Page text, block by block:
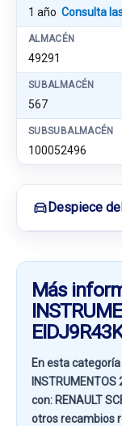
1 año Consulta
ALMACÉN
49291
SUBALMACÉN
567
SUBSUBALMACÉN
100052496
Despiece
Más
En esta
con: RENAULT
otros recambios